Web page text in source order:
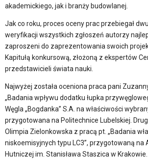
akademickiego, jak i branży budowlanej.
Jak co roku, proces oceny prac przebiegał
weryfikacji wszystkich zgłoszeń autorzy
zaproszeni do zaprezentowania swoich
Kapitułą konkursową, złożoną z ekspertów
przedstawicieli świata nauki.
Najwyżej została oceniona praca pani
„Badania wpływu dodatku łupka
Węgla „Bogdanka” S.A. na właściwości
przygotowana na Politechnice Lubelskiej.
Olimpia Zielonkowska z pracą pt. „Badania
niskoemisyjnych typu LC3”, przygotowaną na
Hutniczej im. Stanisława Staszica w